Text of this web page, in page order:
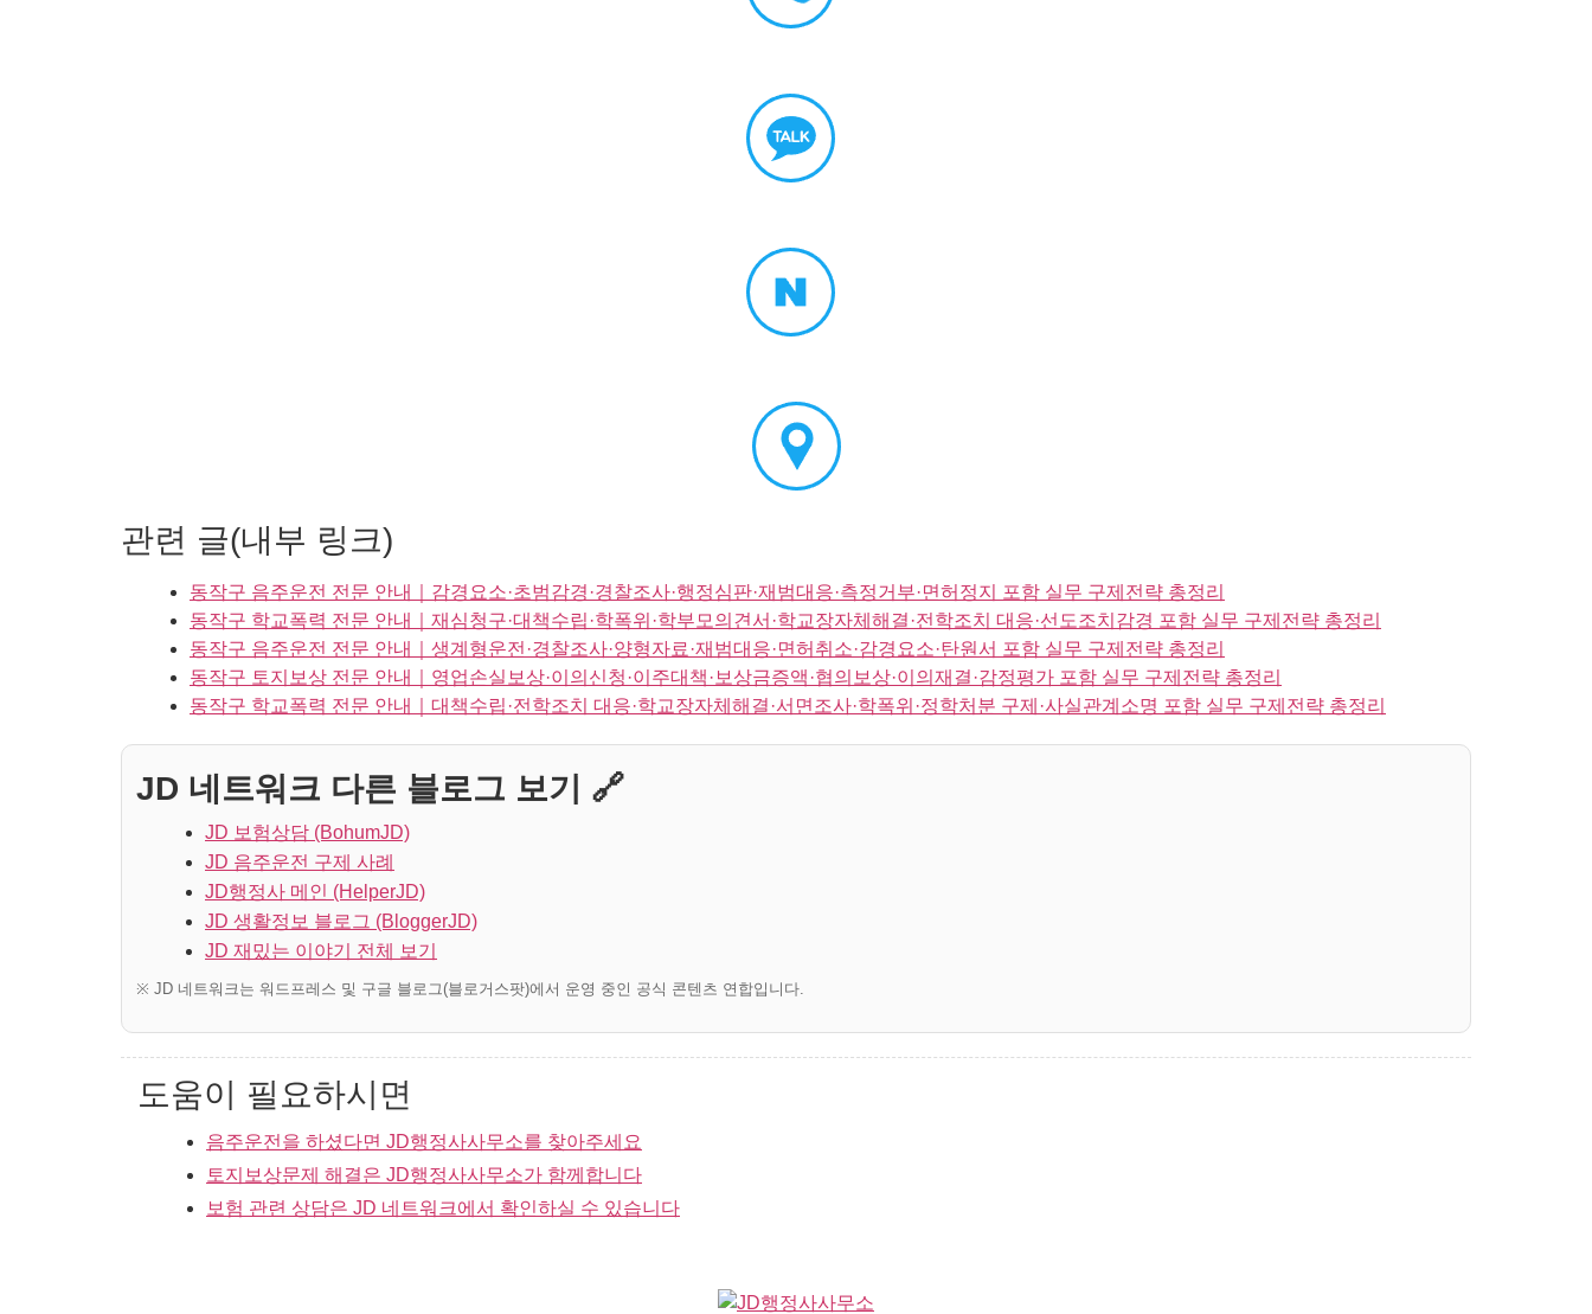
관련 글(내부 링크)
동작구 음주운전 전문 안내｜감경요소·초범감경·경찰조사·행정심판·재범대응·측정거부·면허정지 포함 실무 구제전략 총정리
동작구 학교폭력 전문 안내｜재심청구·대책수립·학폭위·학부모의견서·학교장자체해결·전학조치 대응·선도조치감경 포함 실무 구제전략 총정리
동작구 음주운전 전문 안내｜생계형운전·경찰조사·양형자료·재범대응·면허취소·감경요소·탄원서 포함 실무 구제전략 총정리
동작구 토지보상 전문 안내｜영업손실보상·이의신청·이주대책·보상금증액·협의보상·이의재결·감정평가 포함 실무 구제전략 총정리
동작구 학교폭력 전문 안내｜대책수립·전학조치 대응·학교장자체해결·서면조사·학폭위·정학처분 구제·사실관계소명 포함 실무 구제전략 총정리
JD 네트워크 다른 블로그 보기 🔗
JD 보험상담 (BohumJD)
JD 음주운전 구제 사례
JD행정사 메인 (HelperJD)
JD 생활정보 블로그 (BloggerJD)
JD 재밌는 이야기 전체 보기
※ JD 네트워크는 워드프레스 및 구글 블로그(블로거스팟)에서 운영 중인 공식 콘텐츠 연합입니다.
도움이 필요하시면
음주운전을 하셨다면 JD행정사사무소를 찾아주세요
토지보상문제 해결은 JD행정사사무소가 함께합니다
보험 관련 상담은 JD 네트워크에서 확인하실 수 있습니다